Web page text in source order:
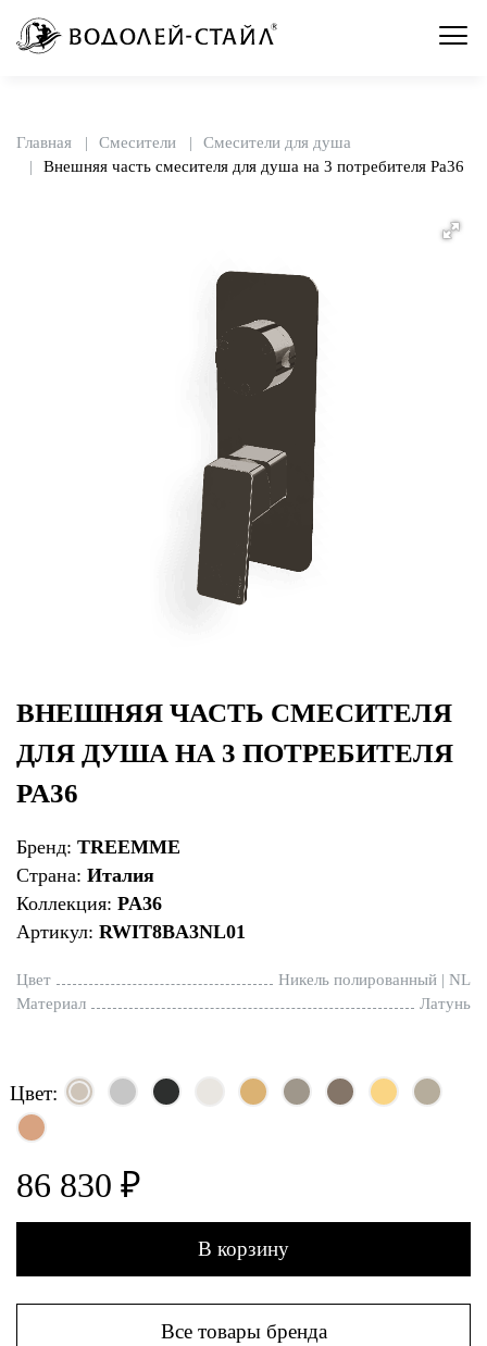
Главная Смесители
Смесители для душа
Внешняя часть смесителя для душа на 3 потребителя Pa36
ВНЕШНЯЯ ЧАСТЬ СМЕСИТЕЛЯ
ДЛЯ ДУША НА 3 ПОТРЕБИТЕЛЯ
PA36
Бренд: TREEMME
Страна: Италия
Коллекция: PA36
Артикул: RWIT8BA3NL01
Цвет
Никель полированный | NL
Материал
Латунь
Цвет:
86 830 ₽
В корзину
Все товары бренда